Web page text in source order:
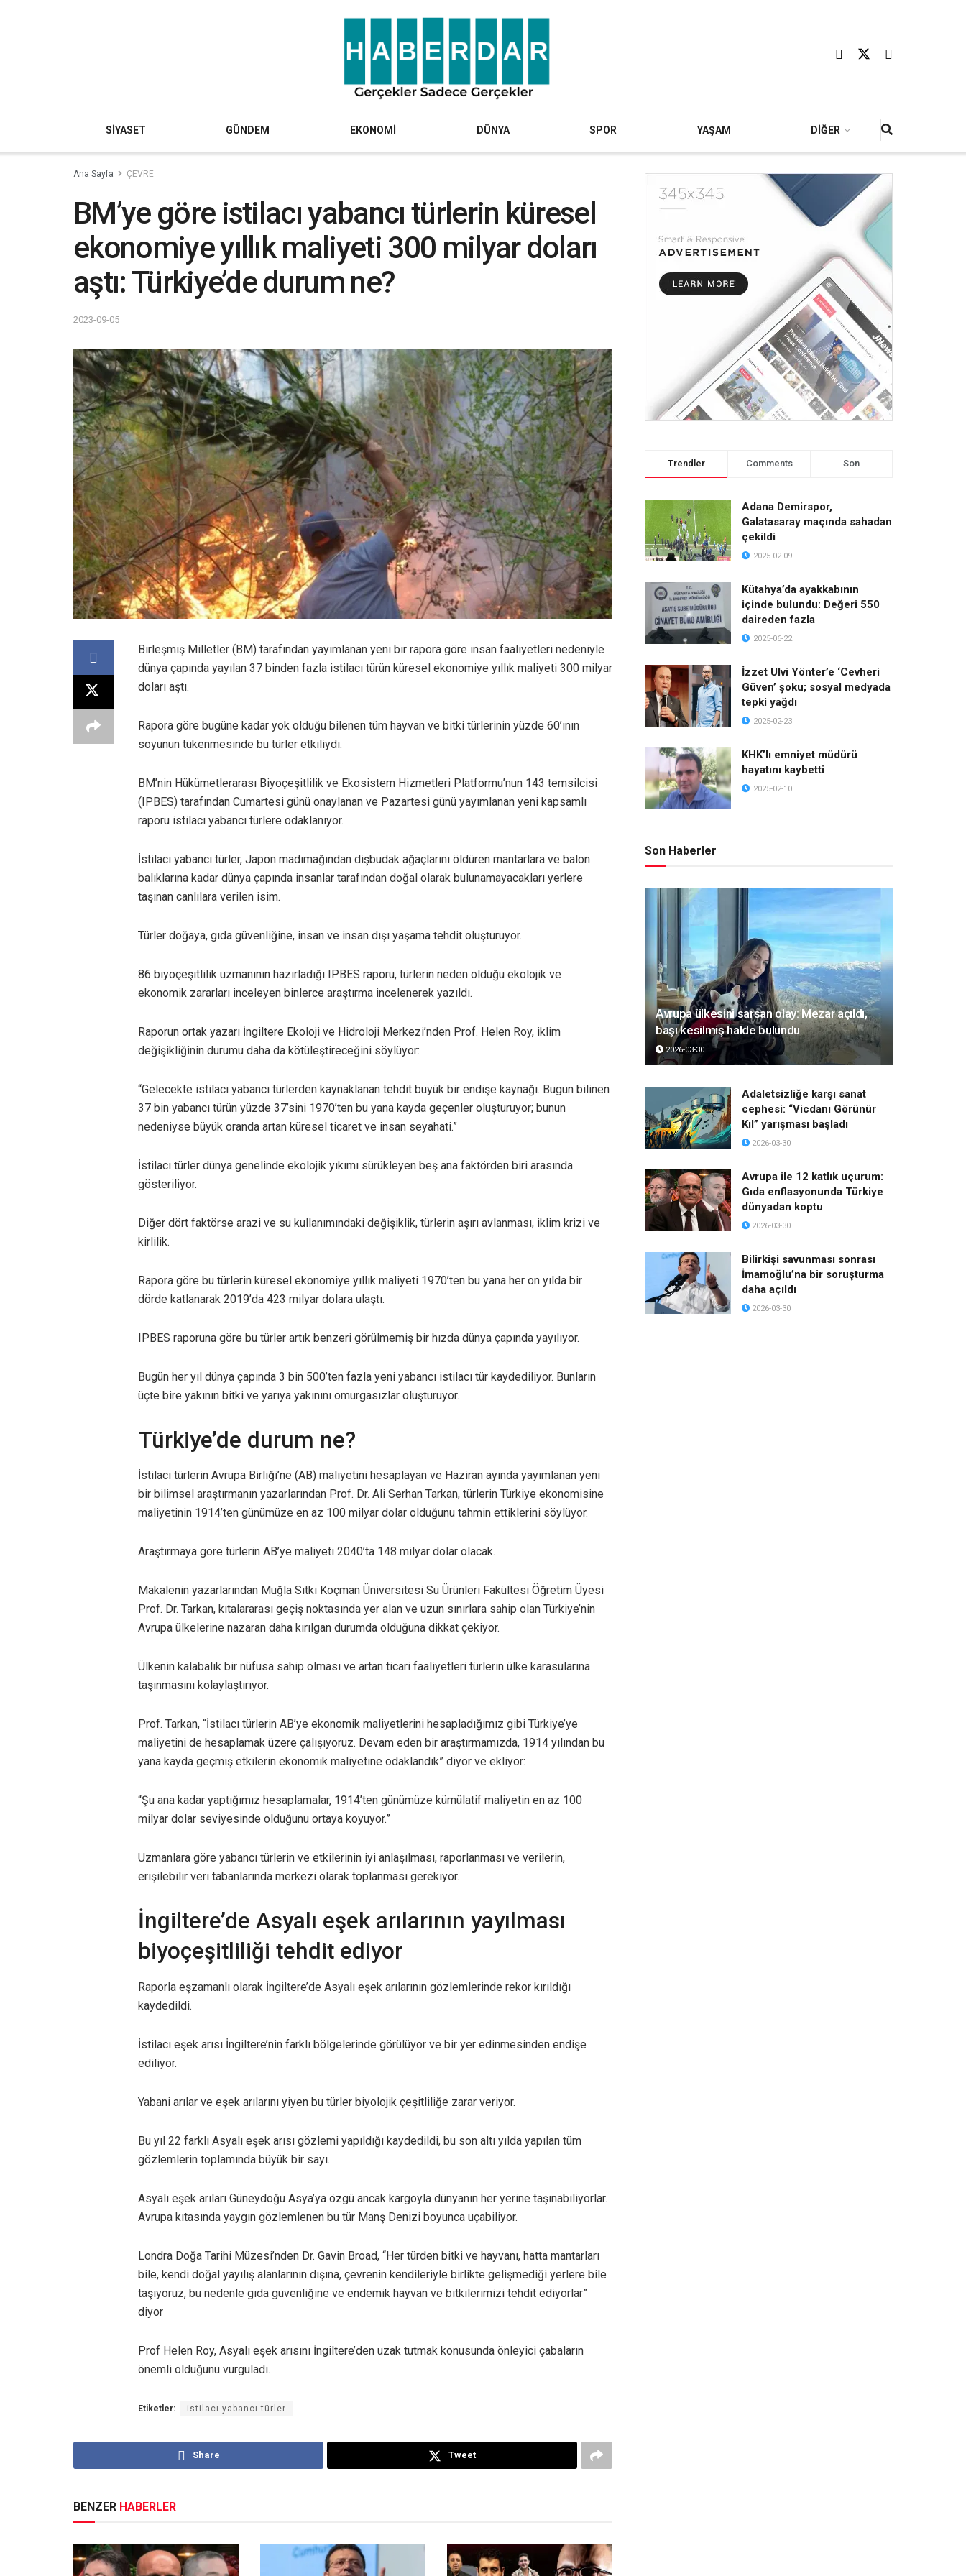
SİYASET GÜNDEM EKONOMİ DÜNYA SPOR YAŞAM DİĞER
Ana Sayfa ÇEVRE
BM’ye göre istilacı yabancı türlerin küresel
ekonomiye yıllık maliyeti 300 milyar doları
aştı: Türkiye’de durum ne?
2023-09-05
Birleşmiş Milletler (BM) tarafından yayımlanan yeni bir rapora göre insan faaliyetleri nedeniyle
dünya çapında yayılan 37 binden fazla istilacı türün küresel ekonomiye yıllık maliyeti 300 milyar
doları aştı.
Rapora göre bugüne kadar yok olduğu bilenen tüm hayvan ve bitki türlerinin yüzde 60’ının
soyunun tükenmesinde bu türler etkiliydi.
BM’nin Hükümetlerarası Biyoçeşitlilik ve Ekosistem Hizmetleri Platformu’nun 143 temsilcisi
(IPBES) tarafından Cumartesi günü onaylanan ve Pazartesi günü yayımlanan yeni kapsamlı
raporu istilacı yabancı türlere odaklanıyor.
İstilacı yabancı türler, Japon madımağından dişbudak ağaçlarını öldüren mantarlara ve balon
balıklarına kadar dünya çapında insanlar tarafından doğal olarak bulunamayacakları yerlere
taşınan canlılara verilen isim.
Türler doğaya, gıda güvenliğine, insan ve insan dışı yaşama tehdit oluşturuyor.
86 biyoçeşitlilik uzmanının hazırladığı IPBES raporu, türlerin neden olduğu ekolojik ve
ekonomik zararları inceleyen binlerce araştırma incelenerek yazıldı.
Raporun ortak yazarı İngiltere Ekoloji ve Hidroloji Merkezi’nden Prof. Helen Roy, iklim
değişikliğinin durumu daha da kötüleştireceğini söylüyor:
“Gelecekte istilacı yabancı türlerden kaynaklanan tehdit büyük bir endişe kaynağı. Bugün bilinen
37 bin yabancı türün yüzde 37’sini 1970’ten bu yana kayda geçenler oluşturuyor; bunun
nedeniyse büyük oranda artan küresel ticaret ve insan seyahati.”
İstilacı türler dünya genelinde ekolojik yıkımı sürükleyen beş ana faktörden biri arasında
gösteriliyor.
Diğer dört faktörse arazi ve su kullanımındaki değişiklik, türlerin aşırı avlanması, iklim krizi ve
kirlilik.
Rapora göre bu türlerin küresel ekonomiye yıllık maliyeti 1970’ten bu yana her on yılda bir
dörde katlanarak 2019’da 423 milyar dolara ulaştı.
IPBES raporuna göre bu türler artık benzeri görülmemiş bir hızda dünya çapında yayılıyor.
Bugün her yıl dünya çapında 3 bin 500’ten fazla yeni yabancı istilacı tür kaydediliyor. Bunların
üçte bire yakının bitki ve yarıya yakınını omurgasızlar oluşturuyor.
Türkiye’de durum ne?
İstilacı türlerin Avrupa Birliği’ne (AB) maliyetini hesaplayan ve Haziran ayında yayımlanan yeni
bir bilimsel araştırmanın yazarlarından Prof. Dr. Ali Serhan Tarkan, türlerin Türkiye ekonomisine
maliyetinin 1914’ten günümüze en az 100 milyar dolar olduğunu tahmin ettiklerini söylüyor.
Araştırmaya göre türlerin AB’ye maliyeti 2040’ta 148 milyar dolar olacak.
Makalenin yazarlarından Muğla Sıtkı Koçman Üniversitesi Su Ürünleri Fakültesi Öğretim Üyesi
Prof. Dr. Tarkan, kıtalararası geçiş noktasında yer alan ve uzun sınırlara sahip olan Türkiye’nin
Avrupa ülkelerine nazaran daha kırılgan durumda olduğuna dikkat çekiyor.
Ülkenin kalabalık bir nüfusa sahip olması ve artan ticari faaliyetleri türlerin ülke karasularına
taşınmasını kolaylaştırıyor.
Prof. Tarkan, “İstilacı türlerin AB’ye ekonomik maliyetlerini hesapladığımız gibi Türkiye’ye
maliyetini de hesaplamak üzere çalışıyoruz. Devam eden bir araştırmamızda, 1914 yılından bu
yana kayda geçmiş etkilerin ekonomik maliyetine odaklandık” diyor ve ekliyor:
“Şu ana kadar yaptığımız hesaplamalar, 1914’ten günümüze kümülatif maliyetin en az 100
milyar dolar seviyesinde olduğunu ortaya koyuyor.”
Uzmanlara göre yabancı türlerin ve etkilerinin iyi anlaşılması, raporlanması ve verilerin,
erişilebilir veri tabanlarında merkezi olarak toplanması gerekiyor.
İngiltere’de Asyalı eşek arılarının yayılması
biyoçeşitliliği tehdit ediyor
Raporla eşzamanlı olarak İngiltere’de Asyalı eşek arılarının gözlemlerinde rekor kırıldığı
kaydedildi.
İstilacı eşek arısı İngiltere’nin farklı bölgelerinde görülüyor ve bir yer edinmesinden endişe
ediliyor.
Yabani arılar ve eşek arılarını yiyen bu türler biyolojik çeşitliliğe zarar veriyor.
Bu yıl 22 farklı Asyalı eşek arısı gözlemi yapıldığı kaydedildi, bu son altı yılda yapılan tüm
gözlemlerin toplamında büyük bir sayı.
Asyalı eşek arıları Güneydoğu Asya’ya özgü ancak kargoyla dünyanın her yerine taşınabiliyorlar.
Avrupa kıtasında yaygın gözlemlenen bu tür Manş Denizi boyunca uçabiliyor.
Londra Doğa Tarihi Müzesi’nden Dr. Gavin Broad, “Her türden bitki ve hayvanı, hatta mantarları
bile, kendi doğal yayılış alanlarının dışına, çevrenin kendileriyle birlikte gelişmediği yerlere bile
taşıyoruz, bu nedenle gıda güvenliğine ve endemik hayvan ve bitkilerimizi tehdit ediyorlar”
diyor
Prof Helen Roy, Asyalı eşek arısını İngiltere’den uzak tutmak konusunda önleyici çabaların
önemli olduğunu vurguladı.
Etiketler: istilacı yabancı türler
Share Tweet
BENZER HABERLER
Trendler Comments Son
Adana Demirspor,
Galatasaray maçında sahadan
çekildi
2025-02-09
Kütahya’da ayakkabının
içinde bulundu: Değeri 550
daireden fazla
2025-06-22
İzzet Ulvi Yönter’e ‘Cevheri
Güven’ şoku; sosyal medyada
tepki yağdı
2025-02-23
KHK’lı emniyet müdürü
hayatını kaybetti
2025-02-10
Son Haberler
Avrupa ülkesini sarsan olay: Mezar açıldı,
başı kesilmiş halde bulundu
2026-03-30
Adaletsizliğe karşı sanat
cephesi: “Vicdanı Görünür
Kıl” yarışması başladı
2026-03-30
Avrupa ile 12 katlık uçurum:
Gıda enflasyonunda Türkiye
dünyadan koptu
2026-03-30
Bilirkişi savunması sonrası
İmamoğlu’na bir soruşturma
daha açıldı
2026-03-30